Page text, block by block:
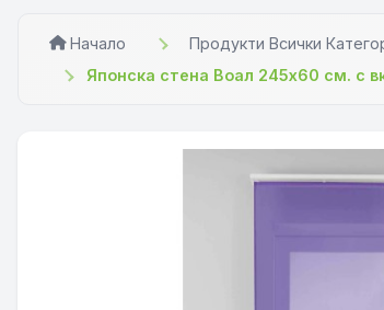
Начало Продукти Всички
Японска стена Воал 245х60 см. с